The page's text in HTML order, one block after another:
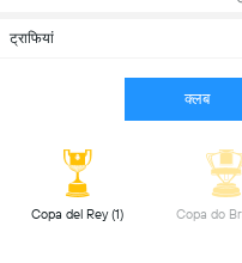
ट्राफियां
क्लब